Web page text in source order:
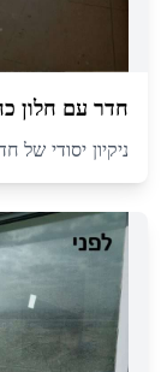
חדר עם חלון
ניקיון יסודי של